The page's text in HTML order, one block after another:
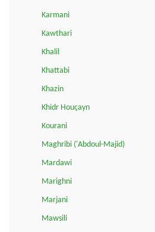
Karmani
Kawthari
Khalil
Khattabi
Khazin
Khidr Houçayn
Kourani
Maghribi ('Abdoul-Majid)
Mardawi
Marighni
Marjani
Mawsili